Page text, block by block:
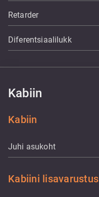
Retarder
Diferentsiaalilukk
Kabiin
Kabiin
Juhi asukoht
Kabiini lisavarustus